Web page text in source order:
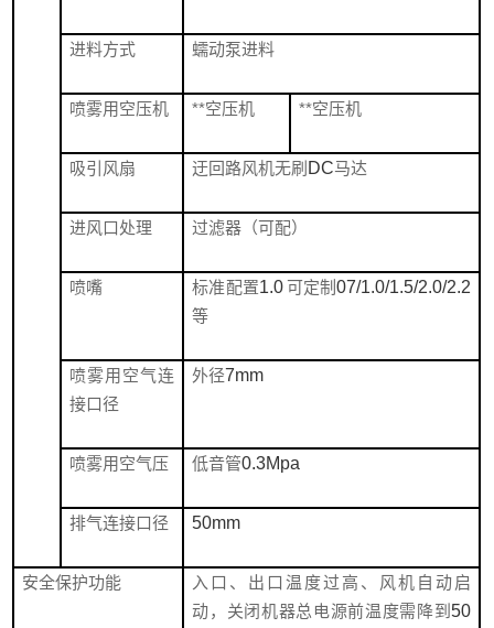
进料方式 蠕动泵进料
喷雾用空压机 **空压机 **空压机
吸引风扇 迂回路风机无刷 DC马达
进风口处理 过滤器（可配）
喷嘴 标准配置1.0可定制07/1.0/1.5/2.0/2.2
等
喷雾用空气连
接口径
外径7mm
喷雾用空气压 低音管0.3Mpa
排气连接口径 50mm
安全保护功能
入口、出口温度过高、风机自动启
动，关闭机器总电源前温度需降到50